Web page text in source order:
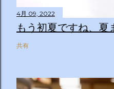
4月 09, 2022
もう初夏ですね、
共有